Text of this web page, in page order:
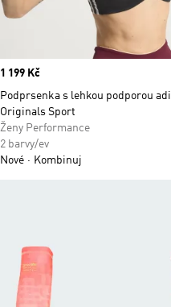
Price
1 199 Kč
Podprsenka s lehkou podporou
Originals Sport
Ženy Performance
2 barvy/ev
Nové
Kombinuj